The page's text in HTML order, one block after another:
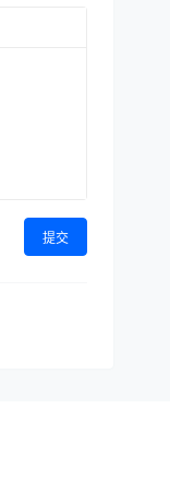
提交